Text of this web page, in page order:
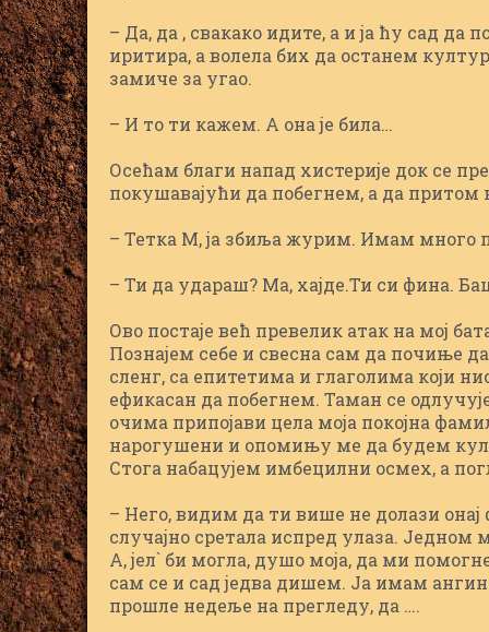
– Да, да , свакако идите, а и ја ћу сад
иритира, а волела бих да останем
замиче за угао.
– И то ти кажем. А она је била…
Осећам благи напад хистерије док се
покушaвајући да побегнем, а да
– Тетка М, ja збиља журим. Имам много
– Ти да удараш? Ма, хајде.Ти си фина.
Ово постаје већ превелик атак на мој
Познајем себе и свесна сам да почиње
сленг, са епитетима и глаголима који
ефикасан да побегнем. Таман се
очима припојави цела моја покојна
нарогушени и опомињу ме да будем
Стога набацујем имбецилни осмех, а
– Него, видим да ти више не долази
случајно сретала испред улаза.
А, јел` би могла, душо моја, да ми
сам се и сад једва дишем. Ја имам
прошле недеље на прегледу, да ….